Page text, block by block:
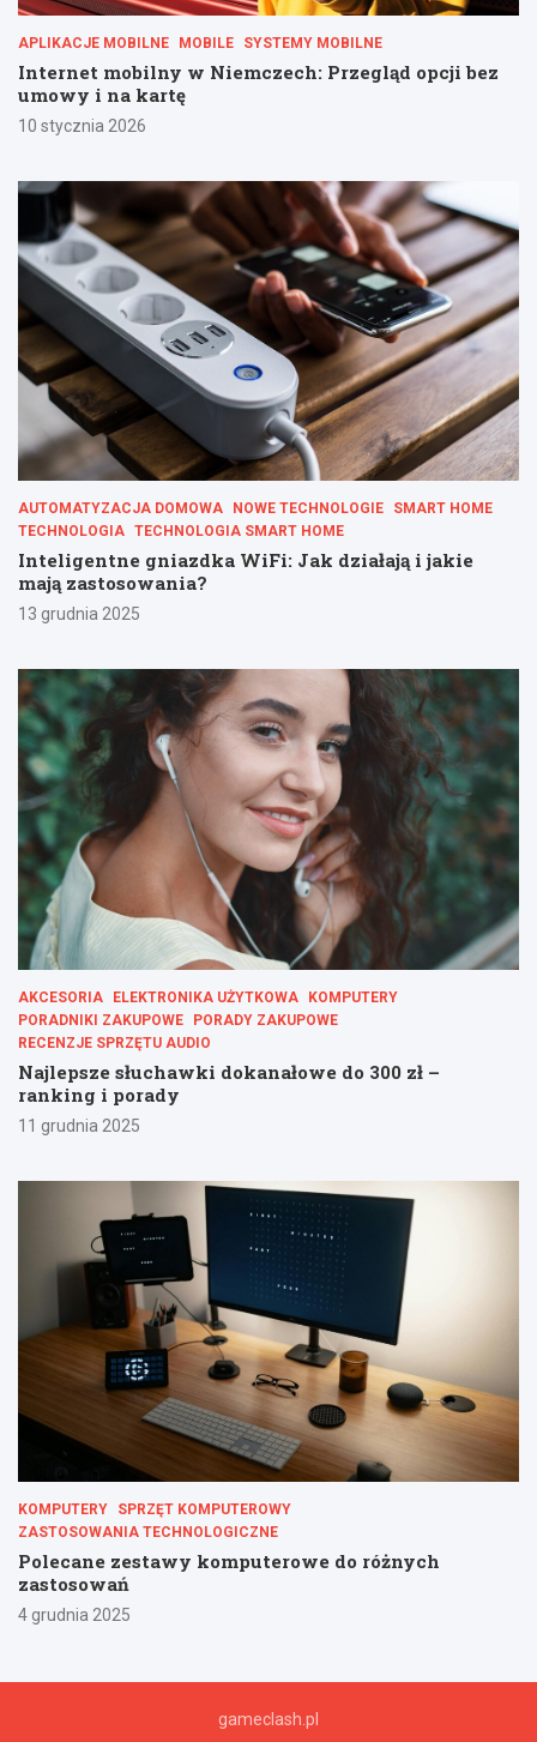
APLIKACJE MOBILNE MOBILE SYSTEMY MOBILNE
Internet mobilny w Niemczech: Przegląd opcji bez
umowy i na kartę
10 stycznia 2026
AUTOMATYZACJA DOMOWA NOWE TECHNOLOGIE
SMART HOME
TECHNOLOGIA TECHNOLOGIA SMART HOME
Inteligentne gniazdka WiFi: Jak działają i jakie
mają zastosowania?
13 grudnia 2025
AKCESORIA ELEKTRONIKA UŻYTKOWA
KOMPUTERY
PORADNIKI ZAKUPOWE
PORADY ZAKUPOWE
RECENZJE SPRZĘTU AUDIO
Najlepsze słuchawki dokanałowe do 300 zł –
ranking i porady
11 grudnia 2025
KOMPUTERY
SPRZĘT KOMPUTEROWY
ZASTOSOWANIA TECHNOLOGICZNE
Polecane zestawy komputerowe do różnych
zastosowań
4 grudnia 2025
gameclash.pl